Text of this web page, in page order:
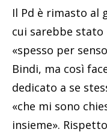
Il Pd è rimasto al
cui sarebbe stato
«spesso per
Bindi, ma così
dedicato a se
«che mi sono
insieme».